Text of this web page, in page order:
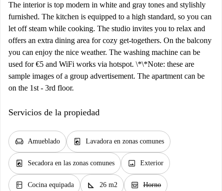
The interior is top modern in white and gray tones and stylishly
furnished. The kitchen is equipped to a high standard, so you can
let off steam while cooking. The studio invites you to relax and
offers an extra dining area for cozy get-togethers. On the balcony
you can enjoy the nice weather. The washing machine can be
used for €5 and WiFi works via hotspot. \*\*Note: these are
sample images of a group advertisement. The apartment can be
on the 1st - 3rd floor.
Servicios de la propiedad
chair Amueblado local_laundry_service Lavadora en zonas comunes
local_laundry_service Secadora en las zonas comunes image Exterior
kitchen Cocina equipada square_foot 26 m2 oven_gen Horno